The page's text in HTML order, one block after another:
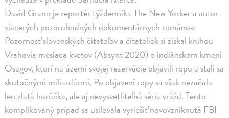
David Grann je reportér týždenníka The New Yorker a autor
viacerých pozoruhodných dokumentárnych románov.
Pozornosť slovenských čitateľov a čitateliek si získal knihou
Vrahovia mesiaca kvetov (Absynt 2020) o indiánskom kmeni
Osagov, ktorí na území svojej rezervácie objavili ropu a stali sa
skutočnými miliardármi. Po objavení ropy sa však nezačala
len zlatá horúčka, ale aj nevysvetliteľná séria vrážd. Tento
komplikovaný prípad sa usilovala vyriešiť novovzniknutá FBI